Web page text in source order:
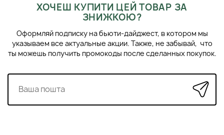
ХОЧЕШ КУПИТИ ЦЕЙ ТОВАР ЗА
ЗНИЖКОЮ?
Оформляй подписку на бьюти-дайджест, в котором мы
указываем все актуальные акции. Также, не забывай, что
ты можешь получить промокоды после сделанных покупок.